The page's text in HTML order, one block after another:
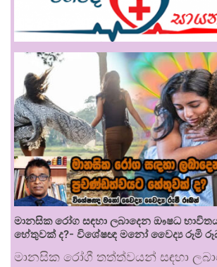
මානසික රෝග සඳහා ලබාදෙන ඖෂධ
හේතුවක් ද?- විශේෂඥ මනෝ වෛද්‍ය රූමි
මානසික රෝගී තත්ත්වයන් සඳහා